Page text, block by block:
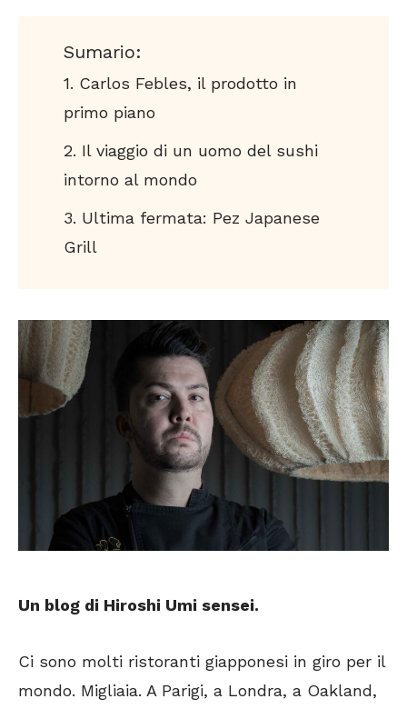
Sumario:
Carlos Febles, il prodotto in
primo piano
Il viaggio di un uomo del sushi
intorno al mondo
Ultima fermata: Pez Japanese
Grill
Un blog di Hiroshi Umi sensei.
Ci sono molti ristoranti giapponesi in giro per il
mondo. Migliaia. A Parigi, a Londra, a Oakland,